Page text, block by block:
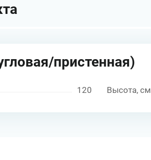
пристенная)
120 Высота, см